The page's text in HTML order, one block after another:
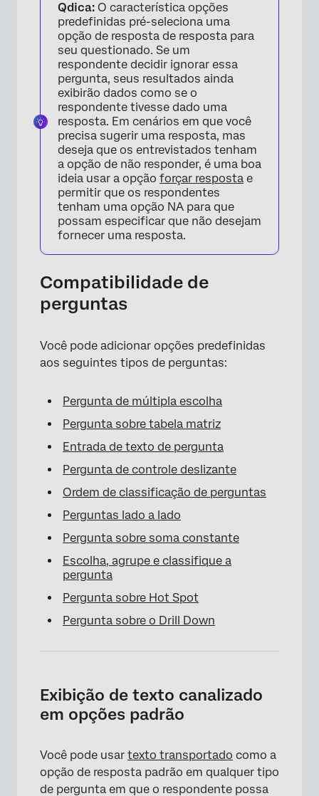
×
×
Qdica: O característica opções
predefinidas pré-seleciona uma
opção de resposta de resposta para
seu questionado. Se um
respondente decidir ignorar essa
pergunta, seus resultados ainda
exibirão dados como se o
respondente tivesse dado uma
resposta. Em cenários em que você
precisa sugerir uma resposta, mas
deseja que os entrevistados tenham
a opção de não responder, é uma boa
ideia usar a opção forçar resposta e
permitir que os respondentes
tenham uma opção NA para que
possam especificar que não desejam
fornecer uma resposta.
Compatibilidade de
perguntas
Você pode adicionar opções predefinidas
aos seguintes tipos de perguntas:
Pergunta de múltipla escolha
Pergunta sobre tabela matriz
Entrada de texto de pergunta
Pergunta de controle deslizante
Ordem de classificação de perguntas
Perguntas lado a lado
Pergunta sobre soma constante
Escolha, agrupe e classifique a
pergunta
Pergunta sobre Hot Spot
Pergunta sobre o Drill Down
Exibição de texto canalizado
em opções padrão
Você pode usar texto transportado como a
opção de resposta padrão em qualquer tipo
de pergunta em que o respondente possa